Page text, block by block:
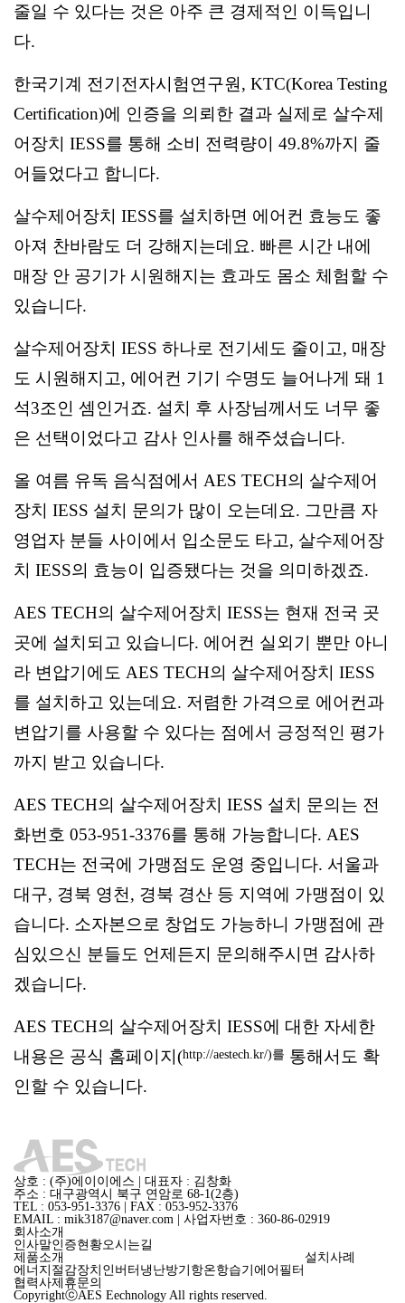
줄일 수 있다는 것은 아주 큰 경제적인 이득입니
다.
한국기계 전기전자시험연구원, KTC(Korea Testing
Certification)에 인증을 의뢰한 결과 실제로 살수제
어장치 IESS를 통해 소비 전력량이 49.8%까지 줄
어들었다고 합니다.
살수제어장치 IESS를 설치하면 에어컨 효능도 좋
아져 찬바람도 더 강해지는데요. 빠른 시간 내에
매장 안 공기가 시원해지는 효과도 몸소 체험할 수
있습니다.
살수제어장치 IESS 하나로 전기세도 줄이고, 매장
도 시원해지고, 에어컨 기기 수명도 늘어나게 돼 1
석3조인 셈인거죠. 설치 후 사장님께서도 너무 좋
은 선택이었다고 감사 인사를 해주셨습니다.
올 여름 유독 음식점에서 AES TECH의 살수제어
장치 IESS 설치 문의가 많이 오는데요. 그만큼 자
영업자 분들 사이에서 입소문도 타고, 살수제어장
치 IESS의 효능이 입증됐다는 것을 의미하겠죠.
AES TECH의 살수제어장치 IESS는 현재 전국 곳
곳에 설치되고 있습니다. 에어컨 실외기 뿐만 아니
라 변압기에도 AES TECH의 살수제어장치 IESS
를 설치하고 있는데요. 저렴한 가격으로 에어컨과
변압기를 사용할 수 있다는 점에서 긍정적인 평가
까지 받고 있습니다.
AES TECH의 살수제어장치 IESS 설치 문의는 전
화번호 053-951-3376를 통해 가능합니다. AES
TECH는 전국에 가맹점도 운영 중입니다. 서울과
대구, 경북 영천, 경북 경산 등 지역에 가맹점이 있
습니다. 소자본으로 창업도 가능하니 가맹점에 관
심있으신 분들도 언제든지 문의해주시면 감사하
겠습니다.
AES TECH의 살수제어장치 IESS에 대한 자세한
내용은 공식 홈페이지(http://aestech.kr/)를 통해서도 확
인할 수 있습니다.
상호 : (주)에이이에스 | 대표자 : 김창화
주소 : 대구광역시 북구 연암로 68-1(2층)
TEL : 053-951-3376 | FAX : 053-952-3376
EMAIL : mik3187@naver.com | 사업자번호 : 360-86-02919
회사소개
인사말인증현황오시는길
제품소개
에너지절감장치 인버터냉난방기 항온항습기 에어필터
설치사례
협력사제휴문의
CopyrightⓒAES Eechnology All rights reserved.